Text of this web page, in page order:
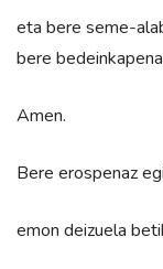
eta bere seme-
bere
Amen.
Bere erospenaz
emon deizuela